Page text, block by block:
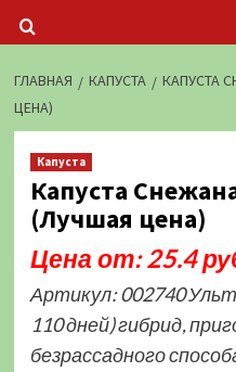
ГЛАВНАЯ КАПУСТА
КАПУСТА
ЦЕНА)
Капуста
Капуста
(Лучшая цена)
Цена от: 25.4
Артикул: 002740
110 дней) гибрид,
безрассадного